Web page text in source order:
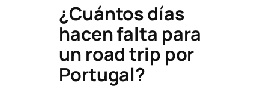
¿Cuántos días
hacen falta para
un road trip por
Portugal?